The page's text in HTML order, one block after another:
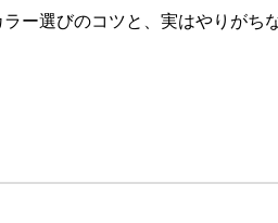
ー選びのコツと、実はやりがち